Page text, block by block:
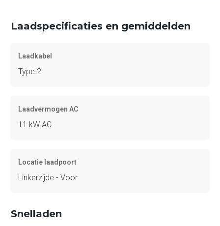
Laadspecificaties en gemiddelden
Laadkabel
Type 2
Laadvermogen AC
11 kW AC
Locatie laadpoort
Linkerzijde - Voor
Snelladen